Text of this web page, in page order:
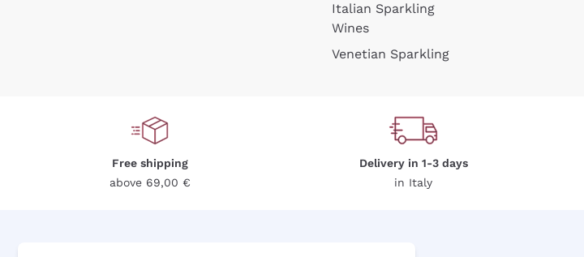
Italian Sparkling
Wines
Venetian Sparkling
Free shipping
above 69,00 €
Delivery in 1-3 days
in Italy